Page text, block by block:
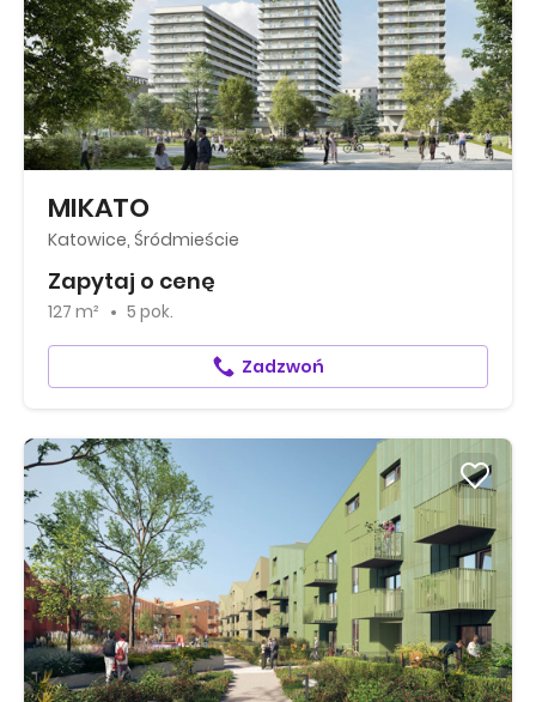
MIKATO
Katowice, Śródmieście
Zapytaj o cenę
127 m² 5 pok.
Zadzwoń